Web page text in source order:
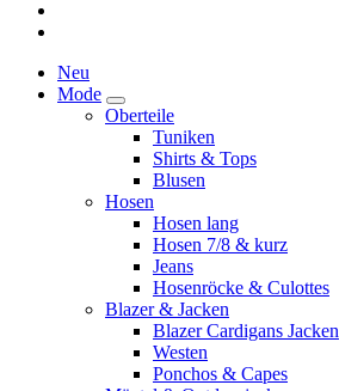
Neu
Mode
Oberteile
Tuniken
Shirts & Tops
Blusen
Hosen
Hosen lang
Hosen 7/8 & kurz
Jeans
Hosenröcke & Culottes
Blazer & Jacken
Blazer Cardigans Jacken
Westen
Ponchos & Capes